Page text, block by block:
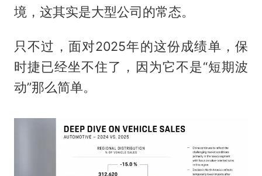
境，这其实是大型公司的常态。
只不过，面对2025年的这份成绩单，保
时捷已经坐不住了，因为它不是“短期波
动”那么简单。